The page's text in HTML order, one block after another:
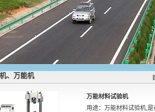
、万能机
万能材料试验机
用途：万能材料试验机,